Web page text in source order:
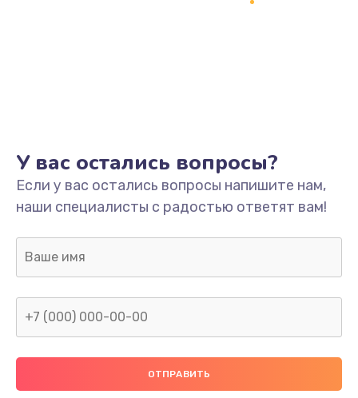
У вас остались вопросы?
Если у вас остались вопросы напишите нам,
наши специалисты с радостью ответят вам!